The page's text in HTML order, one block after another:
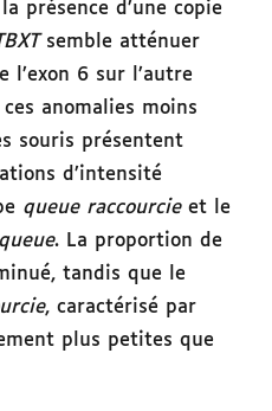
présence d’une copie
semble atténuer
l’exon 6 sur l’autre
anomalies moins
souris présentent
d’intensité
queue raccourcieet le
. La proportion de
tandis que le
, caractérisé par
plus petites que